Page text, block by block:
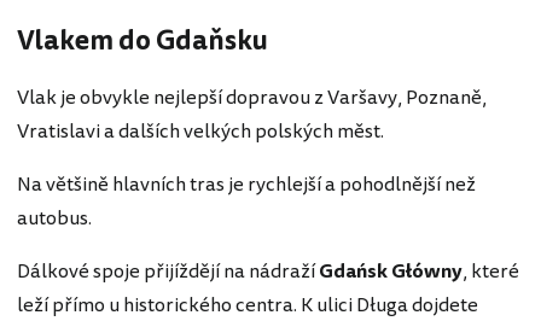
Vlakem do Gdaňsku
Vlak je obvykle nejlepší dopravou z Varšavy, Poznaně,
Vratislavi a dalších velkých polských měst.
Na většině hlavních tras je rychlejší a pohodlnější než
autobus.
Dálkové spoje přijíždějí na nádražíGdańsk Główny, které
leží přímo u historického centra. K ulici Długa dojdete